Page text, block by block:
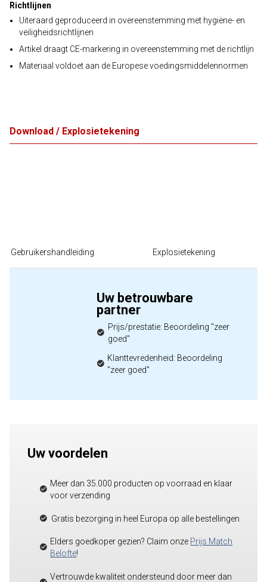
Richtlijnen
Uiteraard geproduceerd in overeenstemming met hygiëne- en
veiligheidsrichtlijnen
Artikel draagt CE-markering in overeenstemming met de richtlijn
Materiaal voldoet aan de Europese voedingsmiddelennormen
Download / Explosietekening
Gebruikershandleiding Explosietekening
Uw betrouwbare
partner
Prijs/prestatie: Beoordeling "zeer
goed"
Klanttevredenheid: Beoordeling
"zeer goed"
Uw voordelen
Meer dan 35.000 producten op voorraad en klaar
voor verzending
Gratis bezorging in heel Europa op alle bestellingen
Elders goedkoper gezien? Claim onze Prijs Match
Belofte!
Vertrouwde kwaliteit ondersteund door meer dan